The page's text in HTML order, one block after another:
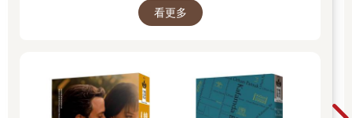
看更多